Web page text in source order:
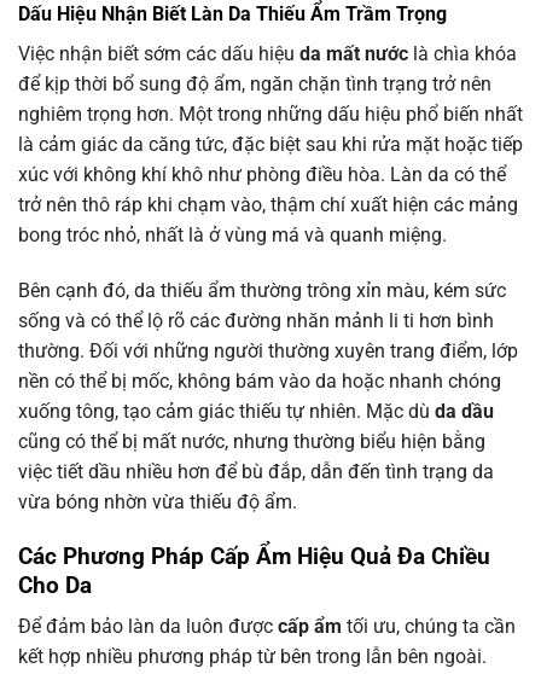
Dấu Hiệu Nhận Biết Làn Da Thiếu Ẩm Trầm Trọng
Việc nhận biết sớm các dấu hiệu da mất nước là chìa khóa
để kịp thời bổ sung độ ẩm, ngăn chặn tình trạng trở nên
nghiêm trọng hơn. Một trong những dấu hiệu phổ biến nhất
là cảm giác da căng tức, đặc biệt sau khi rửa mặt hoặc tiếp
xúc với không khí khô như phòng điều hòa. Làn da có thể
trở nên thô ráp khi chạm vào, thậm chí xuất hiện các mảng
bong tróc nhỏ, nhất là ở vùng má và quanh miệng.
Bên cạnh đó, da thiếu ẩm thường trông xỉn màu, kém sức
sống và có thể lộ rõ các đường nhăn mảnh li ti hơn bình
thường. Đối với những người thường xuyên trang điểm, lớp
nền có thể bị mốc, không bám vào da hoặc nhanh chóng
xuống tông, tạo cảm giác thiếu tự nhiên. Mặc dù da dầu
cũng có thể bị mất nước, nhưng thường biểu hiện bằng
việc tiết dầu nhiều hơn để bù đắp, dẫn đến tình trạng da
vừa bóng nhờn vừa thiếu độ ẩm.
Các Phương Pháp Cấp Ẩm Hiệu Quả Đa Chiều
Cho Da
Để đảm bảo làn da luôn được cấp ẩm tối ưu, chúng ta cần
kết hợp nhiều phương pháp từ bên trong lẫn bên ngoài.